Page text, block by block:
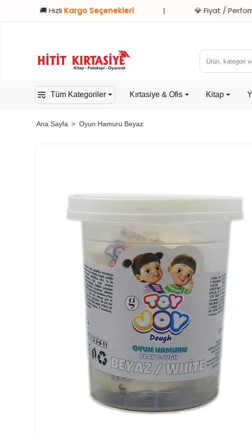
Kargo Seçenekleri | 💎 Fiyat / Performans
Ürün,
marka
Tüm Kategoriler Kırtasiye & Ofis Kitap
Oyun Hamuru Beyaz